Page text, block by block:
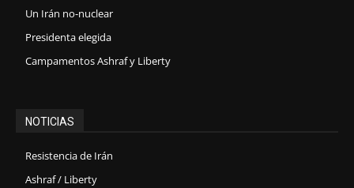
Un Irán no-nuclear
Presidenta elegida
Campamentos Ashraf y Liberty
NOTICIAS
Resistencia de Irán
Ashraf / Liberty